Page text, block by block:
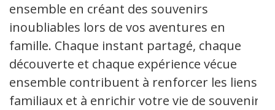
ensemble en créant des souvenirs
inoubliables lors de vos aventures en
famille. Chaque instant partagé, chaque
découverte et chaque expérience vécue
ensemble contribuent à renforcer les liens
familiaux et à enrichir votre vie de souvenirs